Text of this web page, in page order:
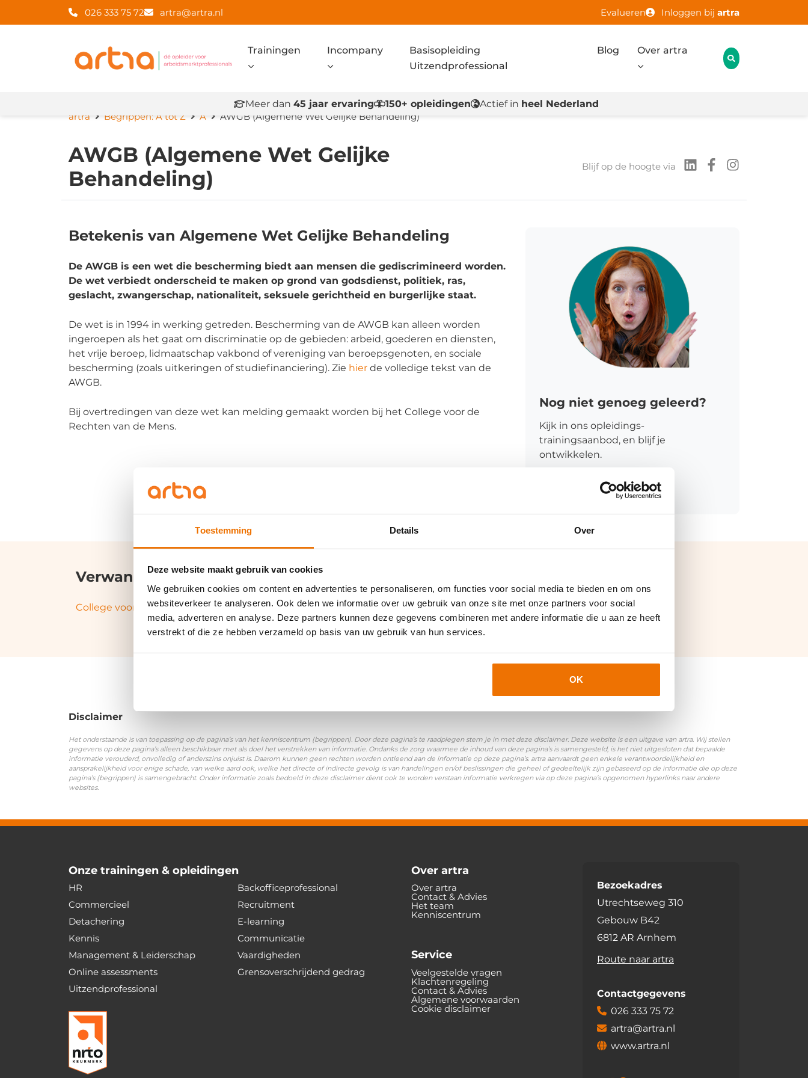
Toestemming Details Over
Deze website maakt gebruik van cookies
We gebruiken cookies om content en advertenties te personaliseren, om functies voor social media te bieden en om ons
websiteverkeer te analyseren. Ook delen we informatie over uw gebruik van onze site met onze partners voor social
media, adverteren en analyse. Deze partners kunnen deze gegevens combineren met andere informatie die u aan ze heeft
verstrekt of die ze hebben verzameld op basis van uw gebruik van hun services.
OK
026 333 75 72 artra@artra.nl Evalueren Inloggen bij artra
Trainingen Incompany
Basisopleiding
Uitzendprofessional
Blog Over artra
Meer dan 45 jaar ervaring 150+ opleidingen Actief in heel Nederland
artra
Begrippen: A tot Z A AWGB (Algemene Wet Gelijke Behandeling)
AWGB (Algemene Wet Gelijke
Behandeling)
Blijf op de hoogte via
Betekenis van Algemene Wet Gelijke Behandeling
De AWGB is een wet die bescherming biedt aan mensen die gediscrimineerd worden.
De wet verbiedt onderscheid te maken op grond van godsdienst, politiek, ras,
geslacht, zwangerschap, nationaliteit, seksuele gerichtheid en burgerlijke staat.
De wet is in 1994 in werking getreden. Bescherming van de AWGB kan alleen worden
ingeroepen als het gaat om discriminatie op de gebieden: arbeid, goederen en diensten,
het vrije beroep, lidmaatschap vakbond of vereniging van beroepsgenoten, en sociale
bescherming (zoals uitkeringen of studiefinanciering). Zie hier de volledige tekst van de
AWGB.
Bij overtredingen van deze wet kan melding gemaakt worden bij het College voor de
Rechten van de Mens.
Nog niet genoeg geleerd?
Kijk in ons opleidings-
trainingsaanbod, en blijf je
ontwikkelen.
Meer informatie
Verwante termen en synoniemen:
College voor de Rechten van de Mens|WGB|WGBH/CZ|WGBL
Disclaimer
Het onderstaande is van toepassing op de pagina’s van het kenniscentrum (begrippen). Door deze pagina’s te raadplegen stem je in met deze disclaimer. Deze website is een uitgave van artra. Wij stellen
gegevens op deze pagina’s alleen beschikbaar met als doel het verstrekken van informatie. Ondanks de zorg waarmee de inhoud van deze pagina’s is samengesteld, is het niet uitgesloten dat bepaalde
informatie verouderd, onvolledig of anderszins onjuist is. Daarom kunnen geen rechten worden ontleend aan de informatie op deze pagina’s. artra aanvaardt geen enkele verantwoordelijkheid en
aansprakelijkheid voor enige schade, van welke aard ook, welke het directe of indirecte gevolg is van handelingen en/of beslissingen die geheel of gedeeltelijk zijn gebaseerd op de informatie die op deze
pagina’s (begrippen) is samengebracht. Onder informatie zoals bedoeld in deze disclaimer dient ook te worden verstaan informatie verkregen via op deze pagina’s opgenomen hyperlinks naar andere
websites.
Onze trainingen & opleidingen
HR
Commercieel
Detachering
Kennis
Management & Leiderschap
Online assessments
Uitzendprofessional
Backofficeprofessional
Recruitment
E-learning
Communicatie
Vaardigheden
Grensoverschrijdend gedrag
Over artra
Over artra
Contact & Advies
Het team
Kenniscentrum
Service
Veelgestelde vragen
Klachtenregeling
Contact & Advies
Algemene voorwaarden
Cookie disclaimer
Bezoekadres
Utrechtseweg 310
Gebouw B42
6812 AR Arnhem
Route naar artra
Contactgegevens
026 333 75 72
artra@artra.nl
www.artra.nl